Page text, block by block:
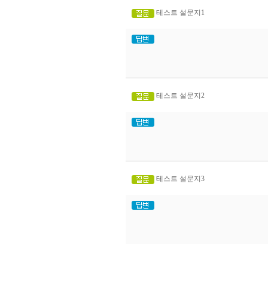
테스트 설문지1
테스트 설문지2
테스트 설문지3